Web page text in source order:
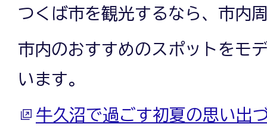
つくば市を観光するなら、市内
市内のおすすめのスポットをモ
います。
牛久沼で過ごす初夏の思い出